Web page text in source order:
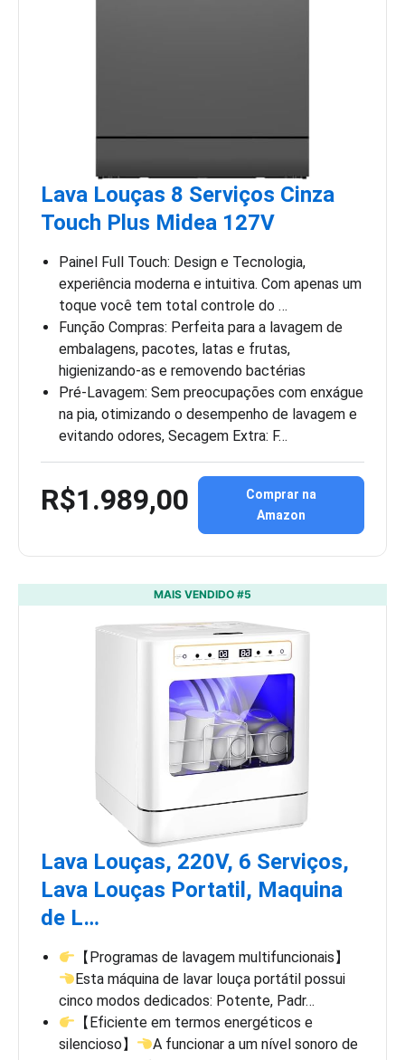
Lava Louças 8 Serviços Cinza
Touch Plus Midea 127V
Painel Full Touch: Design e Tecnologia,
experiência moderna e intuitiva. Com apenas um
toque você tem total controle do …
Função Compras: Perfeita para a lavagem de
embalagens, pacotes, latas e frutas,
higienizando-as e removendo bactérias
Pré-Lavagem: Sem preocupações com enxágue
na pia, otimizando o desempenho de lavagem e
evitando odores, Secagem Extra: F…
R$1.989,00
Comprar na
Amazon
MAIS VENDIDO #5
Lava Louças, 220V, 6 Serviços,
Lava Louças Portatil, Maquina
de L…
【Programas de lavagem multifuncionais】
Esta máquina de lavar louça portátil possui
cinco modos dedicados: Potente, Padr…
【Eficiente em termos energéticos e
silencioso】
A funcionar a um nível sonoro de